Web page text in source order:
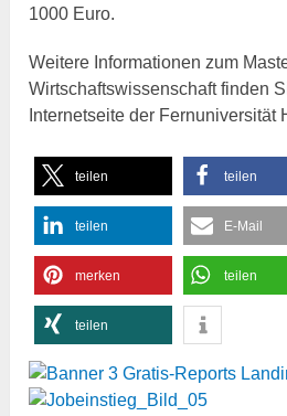
1000 Euro.
Weitere Informationen zum
Wirtschaftswissenschaft finden
Internetseite der Fernuniversität
teilen teilen
teilen E-Mail
merken teilen
teilen